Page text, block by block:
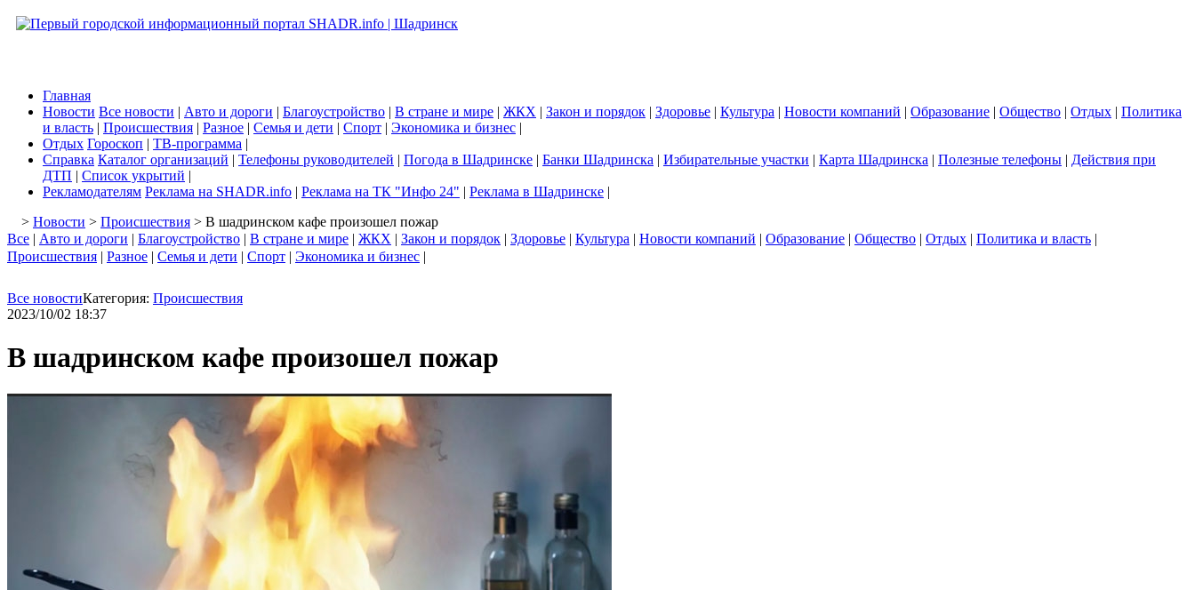
Главная
Новости Все новости | Авто и дороги | Благоустройство | В стране и мире | ЖКХ | Закон и порядок | Здоровье | Культура | Новости компаний | Образование | Общество | Отдых | Политика
и власть | Происшествия | Разное | Семья и дети | Спорт | Экономика и бизнес |
Отдых Гороскоп | ТВ-программа |
Справка Каталог организаций | Телефоны руководителей | Погода в Шадринске | Банки Шадринска | Избирательные участки | Карта Шадринска | Полезные телефоны | Действия при
ДТП | Список укрытий |
Рекламодателям Реклама на SHADR.info | Реклама на ТК "Инфо 24" | Реклама в Шадринске |
> Новости > Происшествия > В шадринском кафе произошел пожар
Все | Авто и дороги | Благоустройство | В стране и мире | ЖКХ | Закон и порядок | Здоровье | Культура | Новости компаний | Образование | Общество | Отдых | Политика и власть |
Происшествия | Разное | Семья и дети | Спорт | Экономика и бизнес |
Все новостиКатегория: Происшествия
2023/10/02 18:37
В шадринском кафе произошел пожар